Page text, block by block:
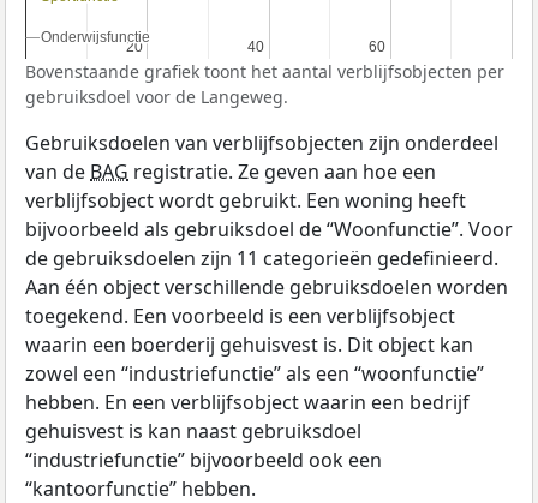
20
20 40
40 60
60
Onderwijsfunctie
Onderwijsfunctie
Bovenstaande grafiek toont het aantal verblijfsobjecten per
gebruiksdoel voor de Langeweg.
Gebruiksdoelen van verblijfsobjecten zijn onderdeel
van de BAG registratie. Ze geven aan hoe een
verblijfsobject wordt gebruikt. Een woning heeft
bijvoorbeeld als gebruiksdoel de “Woonfunctie”. Voor
de gebruiksdoelen zijn 11 categorieën gedefinieerd.
Aan één object verschillende gebruiksdoelen worden
toegekend. Een voorbeeld is een verblijfsobject
waarin een boerderij gehuisvest is. Dit object kan
zowel een “industriefunctie” als een “woonfunctie”
hebben. En een verblijfsobject waarin een bedrijf
gehuisvest is kan naast gebruiksdoel
“industriefunctie” bijvoorbeeld ook een
“kantoorfunctie” hebben.